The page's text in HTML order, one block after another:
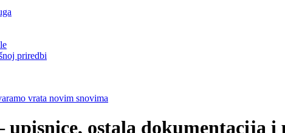
priredbi
vrata novim snovima
upisnice, ostala dokumentacija i